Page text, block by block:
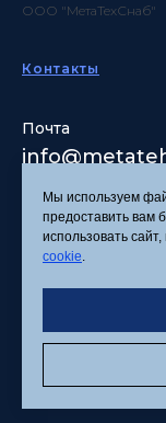
ООО "МетаТехСнаб"
Контакты
Почта
info
Мы используем
предоставить вам
использовать
cookie.